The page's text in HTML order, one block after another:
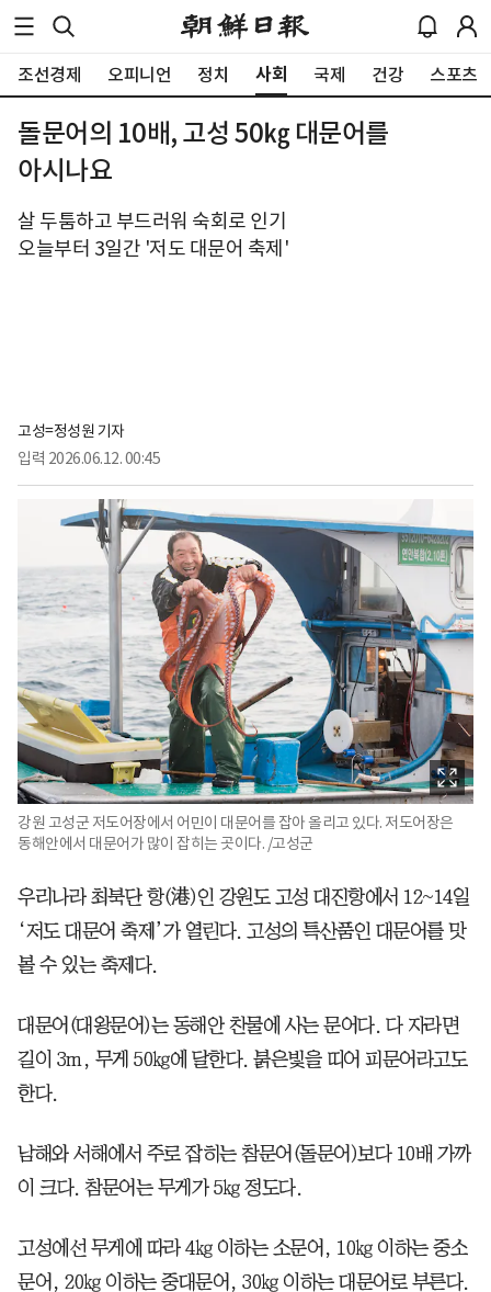
조선경제 오피니언 정치 사회 국제 건강 스포츠
돌문어의 10배, 고성 50㎏ 대문어를
아시나요
살 두툼하고 부드러워 숙회로 인기
오늘부터 3일간 '저도 대문어 축제'
고성=정성원 기자
입력 2026.06.12. 00:45
강원 고성군 저도어장에서 어민이 대문어를 잡아 올리고 있다. 저도어장은
동해안에서 대문어가 많이 잡히는 곳이다. /고성군
우리나라 최북단 항(港)인 강원도 고성 대진항에서 12~14일
‘저도 대문어 축제’가 열린다. 고성의 특산품인 대문어를 맛
볼 수 있는 축제다.
대문어(대왕문어)는 동해안 찬물에 사는 문어다. 다 자라면
길이 3m, 무게 50㎏에 달한다. 붉은빛을 띠어 피문어라고도
한다.
남해와 서해에서 주로 잡히는 참문어(돌문어)보다 10배 가까
이 크다. 참문어는 무게가 5㎏ 정도다.
고성에선 무게에 따라 4㎏ 이하는 소문어, 10㎏ 이하는 중소
문어, 20㎏ 이하는 중대문어, 30㎏ 이하는 대문어로 부른다.